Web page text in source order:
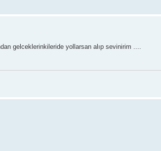
gelceklerinkileride yollarsan alıp sevinirim ....